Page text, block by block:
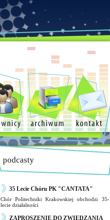
podcasty
35 Lecie Chóru PK "CANTATA"
Chór Politechniki Krakowskiej obchodzi 35-
lecie działalności
ZAPROSZENIE DO ZWIEDZANIA